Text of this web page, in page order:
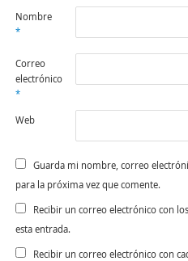
Nombre
*
Correo
electrónico
*
Web
Guarda mi nombre, correo
para la próxima vez que comente.
Recibir un correo electrónico con
esta entrada.
Recibir un correo electrónico con